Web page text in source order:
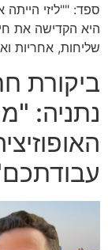
ספד: ""ליזי
היא הקדישה את
שליחות, אחריות
ביקורת
נתניה: